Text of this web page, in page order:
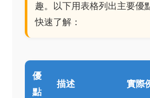
趣。以下用表格列出主要優
快速了解：
優
點
描述 實際